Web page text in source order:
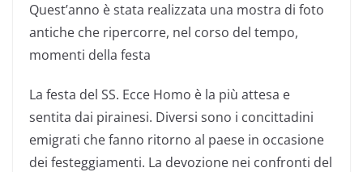
Quest’anno è stata realizzata una mostra di foto
antiche che ripercorre, nel corso del tempo,
momenti della festa
La festa del SS. Ecce Homo è la più attesa e
sentita dai pirainesi. Diversi sono i concittadini
emigrati che fanno ritorno al paese in occasione
dei festeggiamenti. La devozione nei confronti del